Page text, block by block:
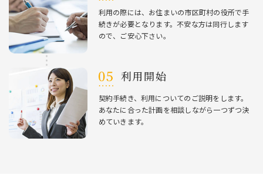
利⽤の際には、お住まいの市区町村の役所で⼿
続きが必要となります。不安な⽅は同⾏します
ので、ご安⼼下さい。
利⽤開始
契約⼿続き、利⽤についてのご説明をします。
あなたに合った計画を相談しながら⼀つずつ決
めていきます。